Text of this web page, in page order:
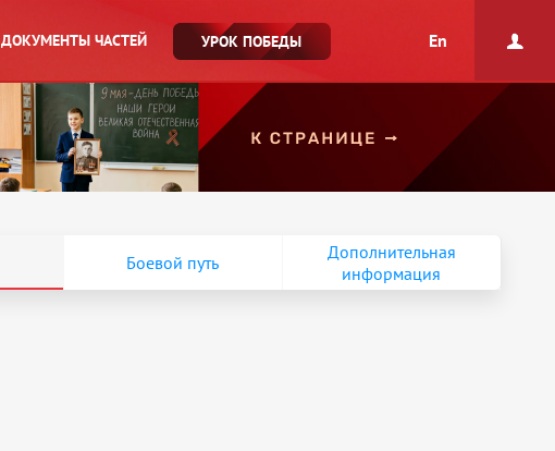
ДОКУМЕНТЫ ЧАСТЕЙ УРОК ПОБЕДЫ En
Боевой путь
Дополнительная
информация